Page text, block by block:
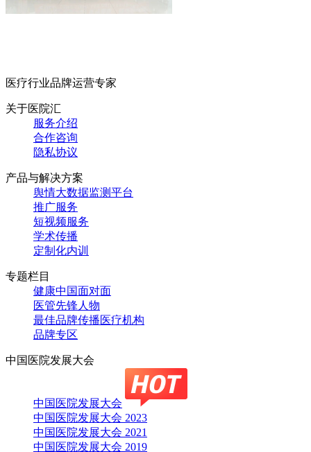
医疗行业品牌运营专家
关于医院汇
服务介绍
合作咨询
隐私协议
产品与解决方案
舆情大数据监测平台
推广服务
短视频服务
学术传播
定制化内训
专题栏目
健康中国面对面
医管先锋人物
最佳品牌传播医疗机构
品牌专区
中国医院发展大会
中国医院发展大会
中国医院发展大会 2023
中国医院发展大会 2021
中国医院发展大会 2019